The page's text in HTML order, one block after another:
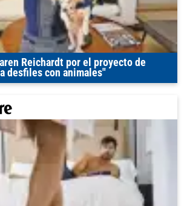
Reichardt por el proyecto de
desfiles con animales"